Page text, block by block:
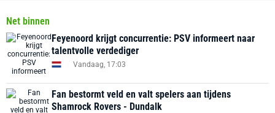
Net binnen
Feyenoord krijgt concurrentie: PSV informeert naar
talentvolle verdediger
Vandaag, 17:03
Fan bestormt veld en valt spelers aan tijdens
Shamrock Rovers - Dundalk